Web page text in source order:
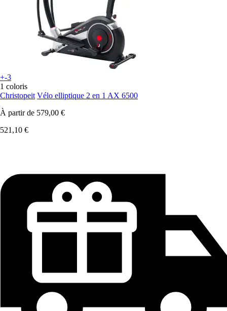
+-3
1 coloris
Christopeit Vélo elliptique 2 en 1 AX 6500
À partir de 579,00 €
521,10 €